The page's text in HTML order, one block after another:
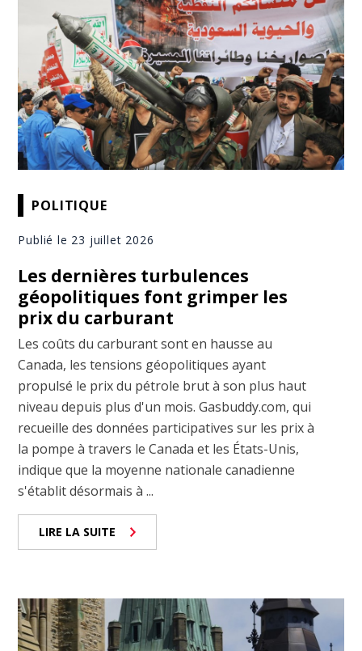
POLITIQUE
Publié le 23 juillet 2026
Les dernières turbulences
géopolitiques font grimper les
prix du carburant
Les coûts du carburant sont en hausse au
Canada, les tensions géopolitiques ayant
propulsé le prix du pétrole brut à son plus haut
niveau depuis plus d'un mois. Gasbuddy.com, qui
recueille des données participatives sur les prix à
la pompe à travers le Canada et les États-Unis,
indique que la moyenne nationale canadienne
s'établit désormais à ...
LIRE LA SUITE